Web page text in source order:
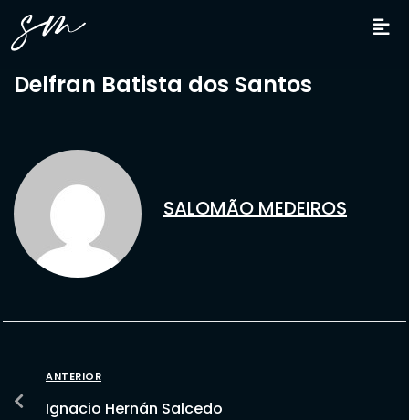
Delfran Batista dos Santos
SALOMÃO MEDEIROS
ANTERIOR
Ignacio Hernán Salcedo